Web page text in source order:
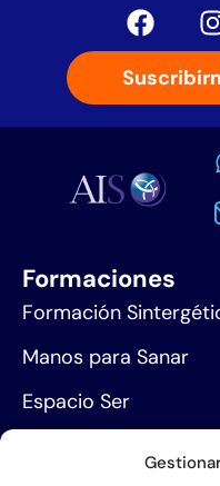
Formaciones
Formación
Manos para Sanar
Espacio Ser